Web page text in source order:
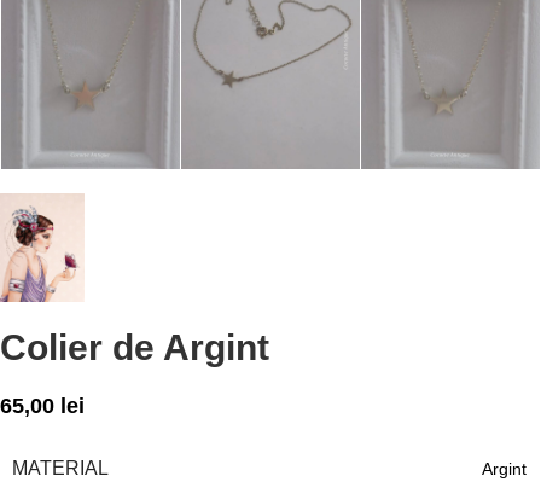
Colier de Argint
65,00 lei
MATERIAL Argint